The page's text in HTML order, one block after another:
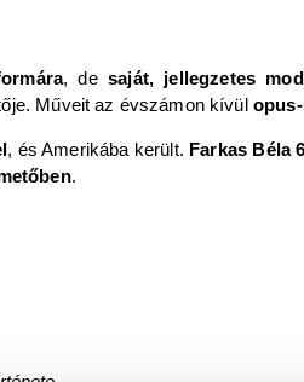
, desaját, jellegzetes
Műveit az évszámon kívülopus-
, és Amerikába került. Farkas Béla
.